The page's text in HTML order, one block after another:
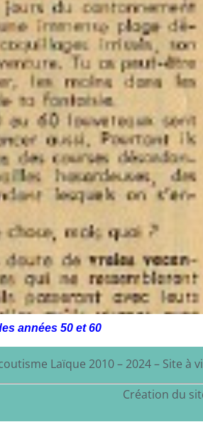
années 50 et 60
Laïque 2010 – 2024 – Site à
Création du